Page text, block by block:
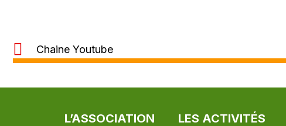
Chaine Youtube
L’ASSOCIATION LES ACTIVITÉS